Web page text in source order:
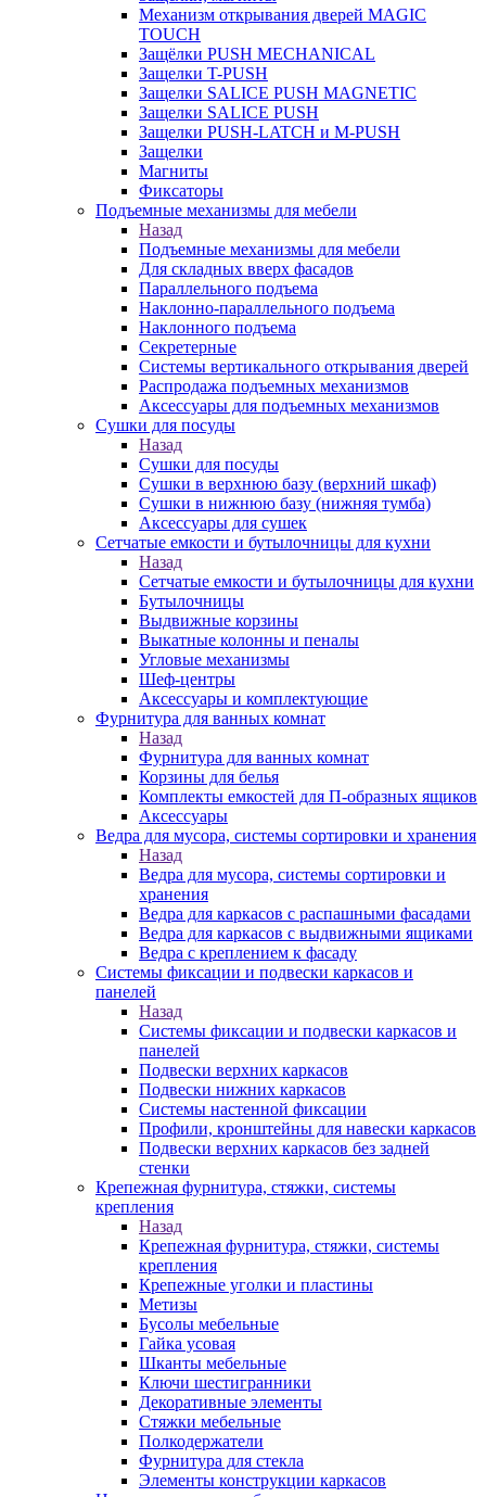
Механизм открывания дверей MAGIC
TOUCH
Защёлки PUSH MECHANICAL
Защелки T-PUSH
Защелки SALICE PUSH MAGNETIC
Защелки SALICE PUSH
Защелки PUSH-LATCH и M-PUSH
Защелки
Магниты
Фиксаторы
Подъемные механизмы для мебели
Назад
Подъемные механизмы для мебели
Для складных вверх фасадов
Параллельного подъема
Наклонно-параллельного подъема
Наклонного подъема
Секретерные
Системы вертикального открывания дверей
Распродажа подъемных механизмов
Аксессуары для подъемных механизмов
Сушки для посуды
Назад
Сушки для посуды
Сушки в верхнюю базу (верхний шкаф)
Сушки в нижнюю базу (нижняя тумба)
Аксессуары для сушек
Сетчатые емкости и бутылочницы для кухни
Назад
Сетчатые емкости и бутылочницы для кухни
Бутылочницы
Выдвижные корзины
Выкатные колонны и пеналы
Угловые механизмы
Шеф-центры
Аксессуары и комплектующие
Фурнитура для ванных комнат
Назад
Фурнитура для ванных комнат
Корзины для белья
Комплекты емкостей для П-образных ящиков
Аксессуары
Ведра для мусора, системы сортировки и хранения
Назад
Ведра для мусора, системы сортировки и
хранения
Ведра для каркасов с распашными фасадами
Ведра для каркасов с выдвижными ящиками
Ведра с креплением к фасаду
Системы фиксации и подвески каркасов и
панелей
Назад
Системы фиксации и подвески каркасов и
панелей
Подвески верхних каркасов
Подвески нижних каркасов
Системы настенной фиксации
Профили, кронштейны для навески каркасов
Подвески верхних каркасов без задней
стенки
Крепежная фурнитура, стяжки, системы
крепления
Назад
Крепежная фурнитура, стяжки, системы
крепления
Крепежные уголки и пластины
Метизы
Бусолы мебельные
Гайка усовая
Шканты мебельные
Ключи шестигранники
Декоративные элементы
Стяжки мебельные
Полкодержатели
Фурнитура для стекла
Элементы конструкции каркасов